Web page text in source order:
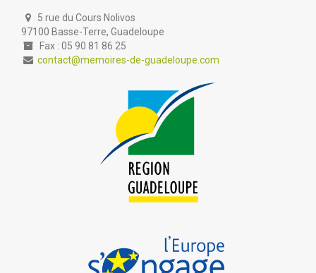
5 rue du Cours Nolivos
97100 Basse-Terre, Guadeloupe
Fax : 05 90 81 86 25
contact@memoires-de-guadeloupe.com